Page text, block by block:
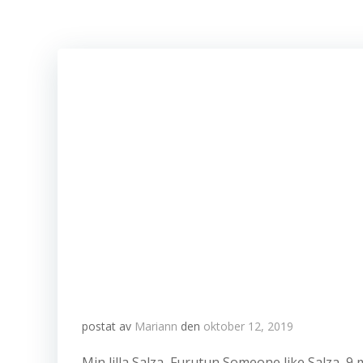
postat av Mariann den oktober 12, 2019